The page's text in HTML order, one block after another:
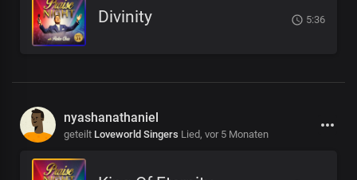
Divinity 5:36
nyashanathaniel
geteilt Loveworld Singers Lied, vor 5 Monaten